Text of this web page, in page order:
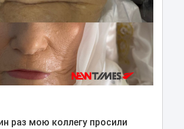
раз мою коллегу просили